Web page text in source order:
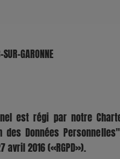
GARONNE
est régi par notre
Données
2016 («RGPD»).